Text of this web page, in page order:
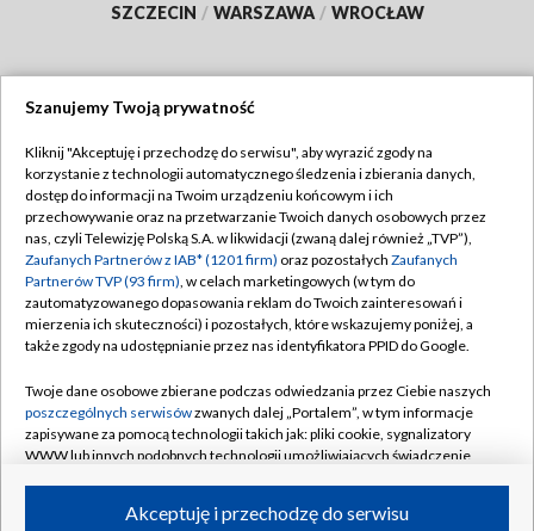
SZCZECIN / WARSZAWA / WROCŁAW
TVP
Abonament TVP
Emisja w TVP
Centrum informacji TVP
Naziemna Telewizja Cyfrowa
Rada Programowa
System NOS
Informacje o nadawcy
Program dla prasy
Regulamin TVP
Polityka prywatności
Moje zgody
Pomoc
Kontakt
Kanały
Szanujemy Twoją prywatność
Kliknij "Akceptuję i przechodzę do serwisu", aby wyrazić zgody na
korzystanie z technologii automatycznego śledzenia i zbierania danych,
dostęp do informacji na Twoim urządzeniu końcowym i ich
przechowywanie oraz na przetwarzanie Twoich danych osobowych przez
nas, czyli Telewizję Polską S.A. w likwidacji (zwaną dalej również „TVP”),
Zaufanych Partnerów z IAB* (1201 firm) oraz pozostałych Zaufanych
Partnerów TVP (93 firm), w celach marketingowych (w tym do
zautomatyzowanego dopasowania reklam do Twoich zainteresowań i
mierzenia ich skuteczności) i pozostałych, które wskazujemy poniżej, a
także zgody na udostępnianie przez nas identyfikatora PPID do Google.
Twoje dane osobowe zbierane podczas odwiedzania przez Ciebie naszych
poszczególnych serwisówzwanych dalej „Portalem”, w tym informacje
zapisywane za pomocą technologii takich jak: pliki cookie, sygnalizatory
WWW lub innych podobnych technologii umożliwiających świadczenie
ruchu w Internecie.Akceptuję i przechodzę do serwisu